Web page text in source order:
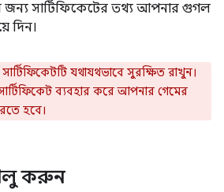
সার্টিফিকেটের তথ্য আপনার গুগল
দিন।
যথাযথভাবে সুরক্ষিত রাখুন।
ব্যবহার করে আপনার গেমের
হবে।
করুন